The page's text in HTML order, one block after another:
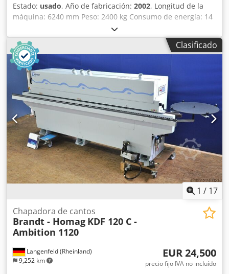
Estado: usado, Año de fabricación: 2002, Longitud de la
máquina: 6240 mm Peso: 2400 kg Consumo de energía: 14
kW Diámetro de extracción: 120 / 140 mm Ubicación de
almacenamiento: Nattheim Dcodpfevvkfwox Akpjk
Clasificado
1 / 17
Langenfeld (Rheinland)
9,252 km
Chapadora de cantos
Brandt - Homag KDF 120 C -
Ambition 1120
EUR 24,500
precio fijo IVA no incluído